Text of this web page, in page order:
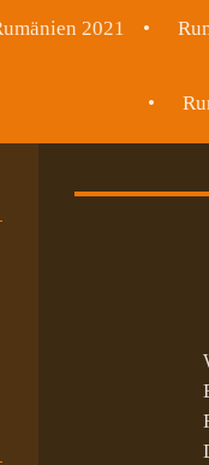
2021